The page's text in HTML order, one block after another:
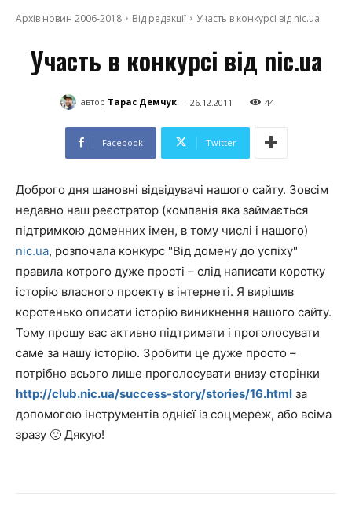
Архів новин 2006-2018 Від редакції Участь в конкурсі від nic.ua
Участь в конкурсі від nic.ua
автор Тарас Демчук - 26.12.2011 44
Facebook Twitter
Доброго дня шановні відвідувачі нашого сайту. Зовсім
недавно наш реєстратор (компанія яка займається
підтримкою доменних імен, в тому числі і нашого)
nic.ua, розпочала конкурс "Від домену до успіху"
правила котрого дуже прості – слід написати коротку
історію власного проекту в інтернеті. Я вирішив
коротенько описати історію виникнення нашого сайту.
Тому прошу вас активно підтримати і проголосувати
саме за нашу історію. Зробити це дуже просто –
потрібно всього лише проголосувати внизу сторінки
http://club.nic.ua/success-story/stories/16.html за
допомогою інструментів однієї із соцмереж, або всіма
зразу 🙂 Дякую!